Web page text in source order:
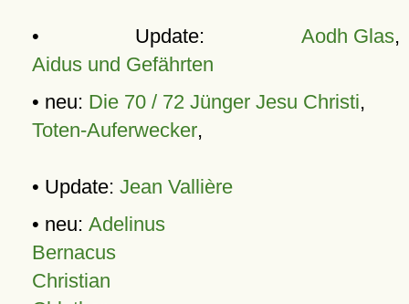
• Update: Aodh Glas,
Aidus und Gefährten
• neu: Die 70 / 72 Jünger Jesu Christi,
Toten-Auferwecker,
• Update: Jean Vallière
• neu: Adelinus
Bernacus
Christian